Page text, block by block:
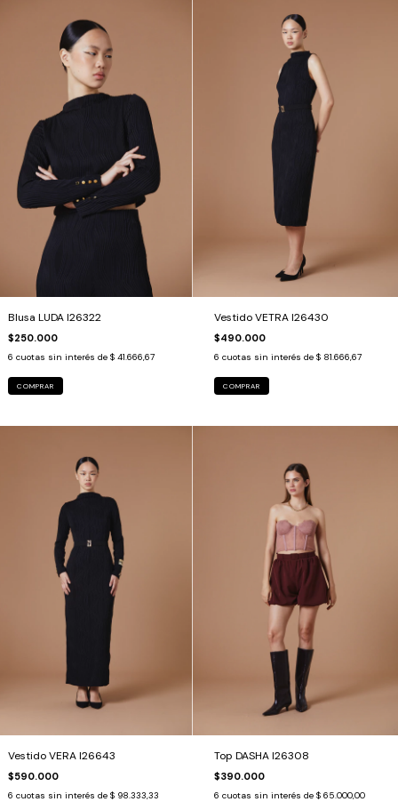
Blusa LUDA I26322
$250.000
6 cuotas sin interés de $ 41.666,67
COMPRAR
Vestido VETRA I26430
$490.000
6 cuotas sin interés de $ 81.666,67
COMPRAR
Vestido VERA I26643
$590.000
6 cuotas sin interés de $ 98.333,33
Top DASHA I26308
$390.000
6 cuotas sin interés de $ 65.000,00